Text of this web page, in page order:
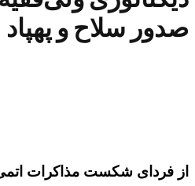
صدور سلاح و پهپاد
از فردای شکست مذاکرات